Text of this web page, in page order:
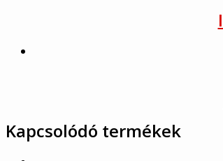
Kapcsolódó termékek